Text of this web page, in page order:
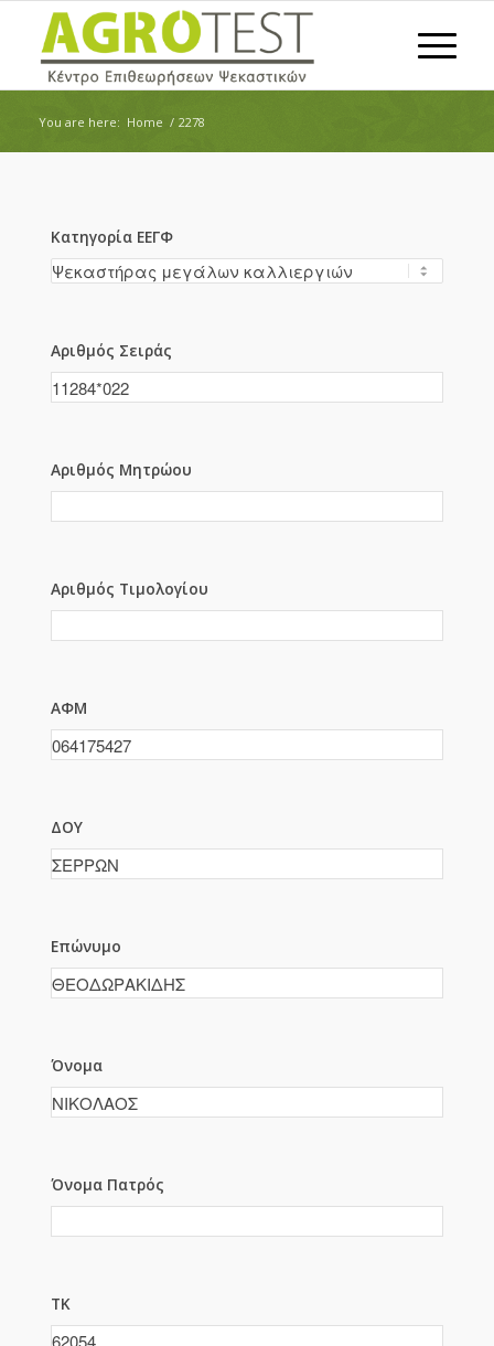
You are here: Home / 2278
Κατηγορία ΕΕΓΦ
Αριθμός Σειράς
Αριθμός Μητρώου
Αριθμός Τιμολογίου
ΑΦΜ
ΔΟΥ
Επώνυμο
Όνομα
Όνομα Πατρός
ΤΚ